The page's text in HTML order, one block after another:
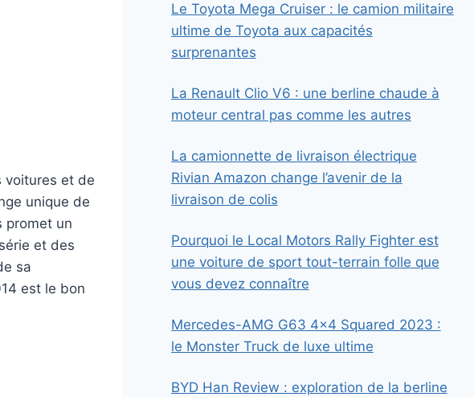
voitures et de
unique de
promet un
et des
sa
est le bon
Le Toyota Mega Cruiser : le camion militaire
ultime de Toyota aux capacités
surprenantes
La Renault Clio V6 : une berline chaude à
moteur central pas comme les autres
La camionnette de livraison électrique
Rivian Amazon change l’avenir de la
livraison de colis
Pourquoi le Local Motors Rally Fighter est
une voiture de sport tout-terrain folle que
vous devez connaître
Mercedes-AMG G63 4×4 Squared 2023 :
le Monster Truck de luxe ultime
BYD Han Review : exploration de la berline